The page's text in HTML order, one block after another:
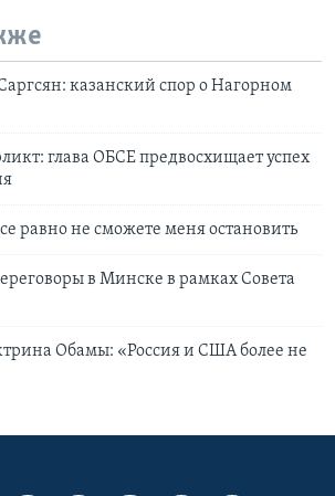
казанский спор о Нагорном
глава ОБСЕ предвосхищает успех
равно не сможете меня остановить
в Минске в рамках Совета
Обамы: «Россия и США более не